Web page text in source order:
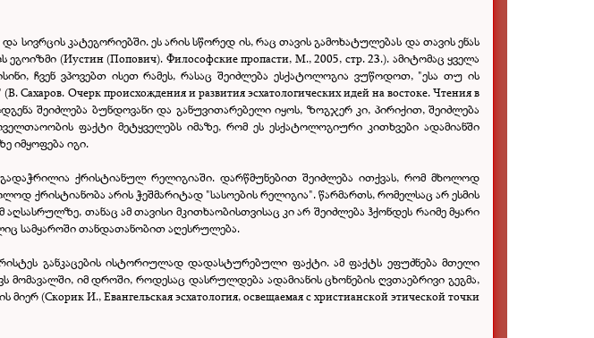
სივრცის კატეგორიებში. ეს არის სწორედ ის, რაც თავის გამოხატულებას და თავის ენას
ეგოიზმი (Иустин (Попович). Философские пропасти, М., 2005, стр. 23.). ამიტომაც ყველა
ჩვენ ვპოვებთ ისეთ რამეს, რასაც შეიძლება ესქატოლოგია ვუწოდოთ, "ესა თუ ის
Очерк происхождения и развития эсхатологических идей на востоке. Чтения в
შეიძლება ბუნდოვანი და განუვითარებელი იყოს, ზოგჯერ კი, პირიქით, შეიძლება
ფაქტი მეტყველებს იმაზე, რომ ეს ესქატოლოგიური კითხვები ადამიანში
იმყოფება იგი.
ქრისტიანულ რელიგიაში. დარწმუნებით შეიძლება ითქვას, რომ მხოლოდ
ქრისტიანობა არის ჭეშმარიტად "სასოების რელიგია". წარმართს, რომელსაც არ ესმის
თანაც ამ თავისი მკითხაობისთვისაც კი არ შეიძლება ჰქონდეს რაიმე მყარი
სამყაროში თანდათანობით აღესრულება.
განკაცების ისტორიულად დადასტურებული ფაქტი. ამ ფაქტს ეფუძნება მთელი
მომავალში, იმ დროში, როდესაც დასრულდება ადამიანის ცხონების ღვთაებრივი გეგმა,
(Скорик И., Евангельская эсхатология, освещаемая с христианской этической точки